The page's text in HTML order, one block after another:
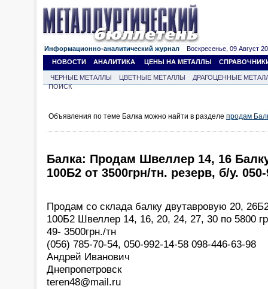
Информационно-аналитический журнал Воскресенье, 09 Август
НОВОСТИ
АНАЛИТИКА ЦЕНЫ НА МЕТАЛЛЫ
ЧЕРНЫЕ МЕТАЛЛЫ ЦВЕТНЫЕ МЕТАЛЛЫ
ДРАГОЦЕННЫЕ
ПОИСК
Объявления по теме Балка можно найти в разделе продам
Балка: Продам Швеллер 14, 16
100Б2 от 3500грн/тн. резерв, б/у.
Продам со склада балку двутавровую 20,
100Б2 Швеллер 14, 16, 20, 24, 27, 30 по 5800
49- 3500грн./тн
(056) 785-70-54, 050-992-14-58 098-446-63-98
Андрей Иванович
Днепропетровск
teren48@mail.ru